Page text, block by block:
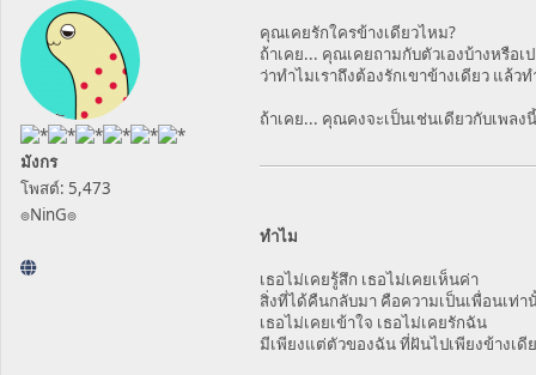
มังกร
โพสต์: 5,473
๏NinG๏
คุณเคยรักใครข้างเดียวไหม?
ถ้าเคย... คุณเคยถามกับตัวเองบ้างหรือเ
ว่าทำไมเราถึงต้องรักเขาข้างเดียว แล้ว
ถ้าเคย... คุณคงจะเป็นเช่นเดียวกับเพลง
ทำไม
เธอไม่เคยรู้สึก เธอไม่เคยเห็นค่า
สิ่งที่ได้คืนกลับมา คือความเป็นเพื่อนเท่า
เธอไม่เคยเข้าใจ เธอไม่เคยรักฉัน
มีเพียงแต่ตัวของฉัน ที่ฝันไปเพียงข้างเดี